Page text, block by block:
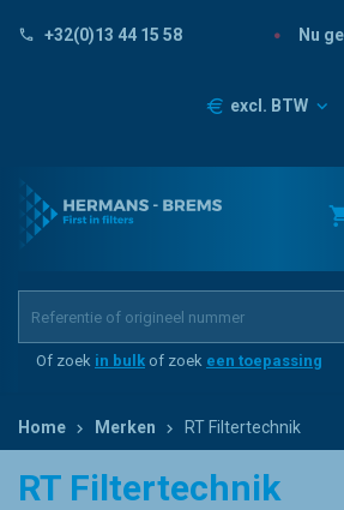
+32(0)13 44 15 58 Nu
Prijzen
excl. BTW
Of zoek in bulk of zoek een toepassing
Home Merken RT Filtertechnik
RT Filtertechnik